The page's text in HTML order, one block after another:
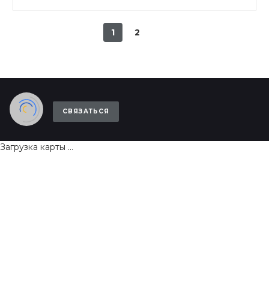
1 2
СВЯЗАТЬСЯ
Загрузка карты ...